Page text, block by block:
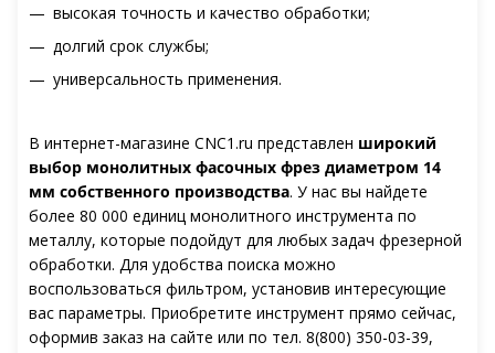
высокая точность и качество обработки;
долгий срок службы;
универсальность применения.
В интернет-магазине CNC1.ru представлен широкий
выбор монолитных фасочных фрез диаметром 14
мм собственного производства. У нас вы найдете
более 80 000 единиц монолитного инструмента по
металлу, которые подойдут для любых задач фрезерной
обработки. Для удобства поиска можно
воспользоваться фильтром, установив интересующие
вас параметры. Приобретите инструмент прямо сейчас,
оформив заказ на сайте или по тел. 8(800) 350-03-39,